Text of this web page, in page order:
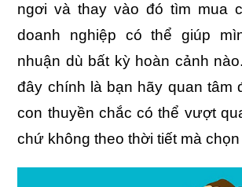
ngơi và thay vào đó tìm mua
doanh nghiệp có thể giúp
nhuận dù bất kỳ hoàn cảnh
đây chính là bạn hãy quan tâm
con thuyền chắc có thể vượt
chứ không theo thời tiết mà